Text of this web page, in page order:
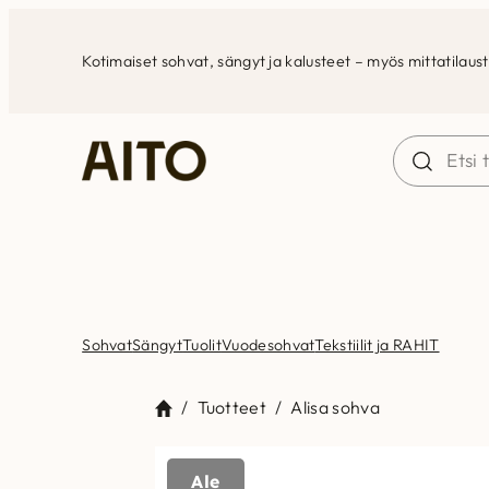
Kotimaiset sohvat, sängyt ja kalusteet – myös
SohvatSängytTuolitVuodesohvatTekstiilit ja RAHIT
/ Tuotteet / Alisa sohva
Ale